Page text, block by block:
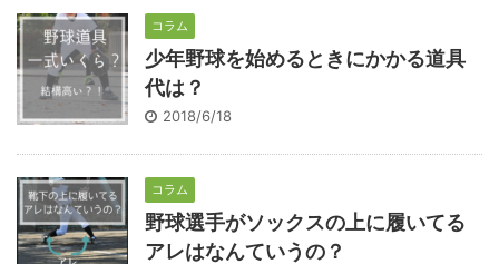
コラム
少年野球を始めるときにかかる道具
代は？
2018/6/18
コラム
野球選手がソックスの上に履いてる
アレはなんていうの？